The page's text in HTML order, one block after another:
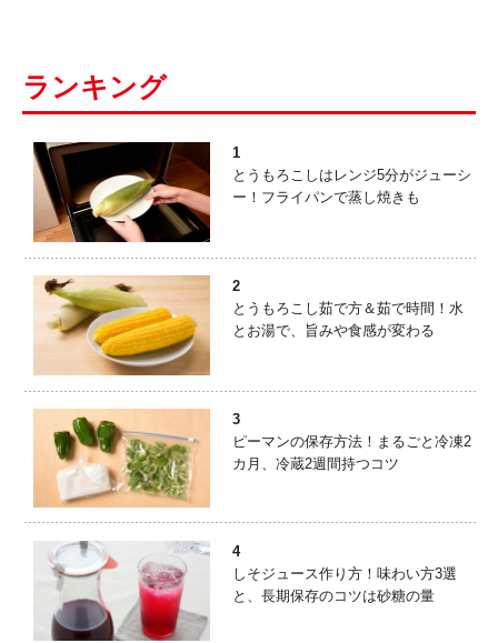
ランキング
1
とうもろこしはレンジ5分がジューシ
ー！フライパンで蒸し焼きも
2
とうもろこし茹で方＆茹で時間！水
とお湯で、旨みや食感が変わる
3
ピーマンの保存方法！まるごと冷凍2
カ月、冷蔵2週間持つコツ
4
しそジュース作り方！味わい方3選
と、長期保存のコツは砂糖の量